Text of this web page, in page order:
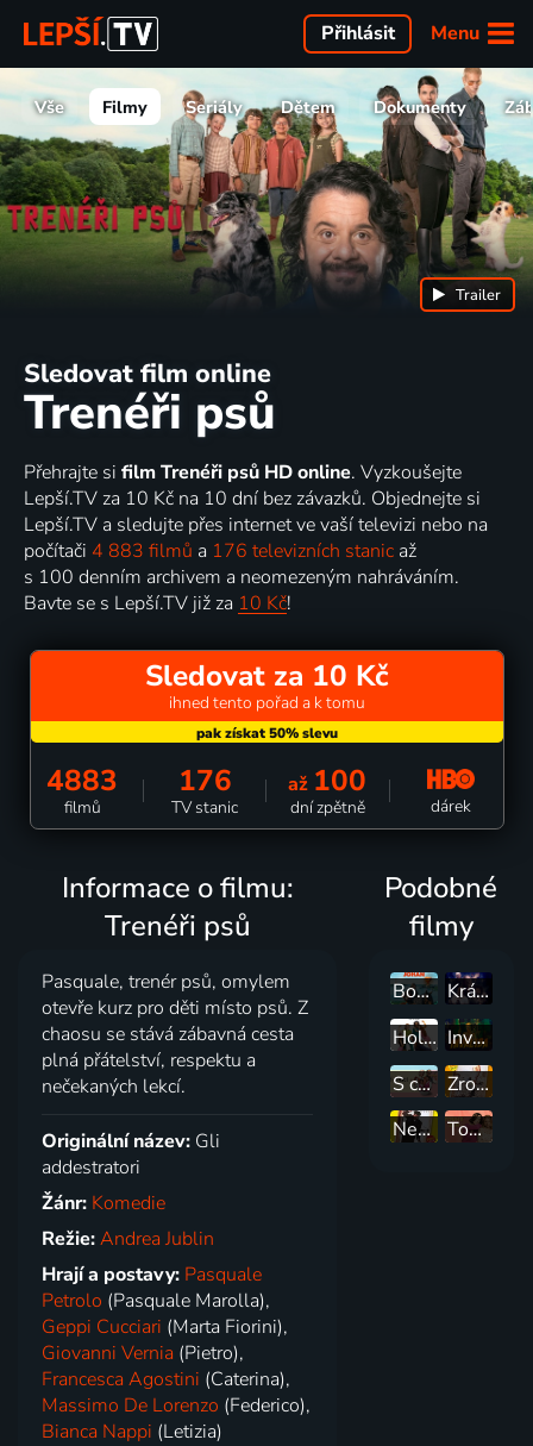
Menu
Přihlásit
Vše Filmy Seriály Dětem Dokumenty
Sledovat film online
Trenéři psů
Trailer
Přehrajte si film Trenéři psů HD online. Vyzkoušejte
Lepší.TV za 10 Kč na 10 dní bez závazků. Objednejte si
Lepší.TV a sledujte přes internet ve vaší televizi nebo na
počítači 4 883 filmů a 176 televizních stanic až
s 100 denním archivem a neomezeným nahráváním.
Bavte se s Lepší.TV již za 10 Kč!
Sledovat za 10 Kč
ihned tento pořad a k tomu
4883
filmů
176
TV stanic
až 100
dní zpětně dárek
Informace o filmu:
Trenéři psů
Pasquale, trenér psů, omylem
otevře kurz pro děti místo psů. Z
chaosu se stává zábavná cesta
plná přátelství, respektu a
nečekaných lekcí.
Originální název: Gli
addestratori
Žánr: Komedie
Režie:Andrea Jublin
Hrají a postavy: Pasquale
Petrolo (Pasquale Marolla),
Geppi Cucciari (Marta Fiorini),
Giovanni Vernia (Pietro),
Francesca Agostini (Caterina),
Massimo De Lorenzo (Federico),
Bianca Nappi (Letizia)
Podobné
filmy
Bombastický Johan
Králové videa
Holky bez zábran
Invalida
S chutí
Zrození pana účetního
Nesnáze pana účetního
Touhy žen